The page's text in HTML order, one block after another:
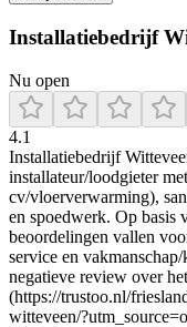
Installatiebedrijf
Nu open
4.1
Installatiebedrijf
installateur/loodgieter
cv/vloerverwarming),
en spoedwerk. Op basis
beoordelingen vallen
service en
negatieve review over
(https://trustoo.nl/
witteveen/